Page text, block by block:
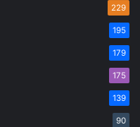
229
195
179
175
139
90